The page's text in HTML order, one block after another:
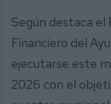
Según destaca el
Financiero del
ejecutarse este
2026 con el